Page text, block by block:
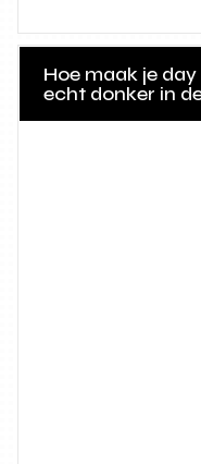
Hoe maak je
echt donker in